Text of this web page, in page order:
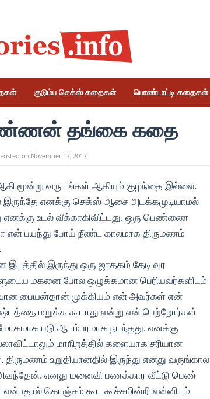
குடும்ப செக்ஸ் கதைகள் பொண்டாட்டி கதைகள்
தங்கை கதை
Posted on November 17, 2017
மூன்று வருடங்கள் ஆகியும் குழந்தை இல்லை.
இருந்தே எனக்கு செக்ஸ் ஆசை அடக்கமுடியாமல்
எனக்கு உடல் வீக்காகிவிட்டது.ஒரு பெண்ணை
என் பயந்து போய் நீண்ட காலமாக திருமணம்
இருந்து ஒரு ஜாதகம் தேடி வர
மகனை போல ஒழுக்கமான பெரியவர்களிடம்
பையன்தான் முக்கியம் என் அவர்கள் என்
மறுக்க கூடாது என்று என் பெற்றோர்கள்
படு ஆடம்பரமாக நடந்தது. எனக்கு
மாநிறத்தில் களையாக சரியான
உறுதியானதில் இருந்து எனது வருங்கால
எனது மனைவி பணக்கார வீட்டு பெண்
என்பதால் கொஞ்சம் கூட கூச்சமின்றி என்னிடம்